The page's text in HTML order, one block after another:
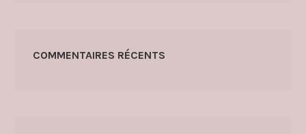
COMMENTAIRES RÉCENTS